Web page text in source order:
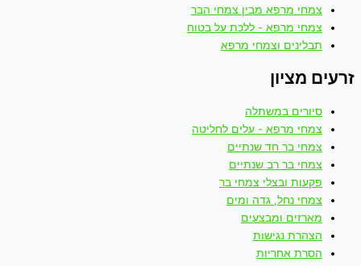
צמחי מרפא מבין צמחי הבר
צמחי מרפא - ללכת על בטוח
תבלינים וצמחי מרפא
זרעים מציון
סיורים במשתלה
צמחי מרפא - עלים לחליטה
צמחי בר חד שנתיים
צמחי בר רב שנתיים
פקעות ובצלי צמחי בר
צמחי נחל, גדה ומים
מארזים ומבצעים
הצהרת נגישות
הסרת אחריות